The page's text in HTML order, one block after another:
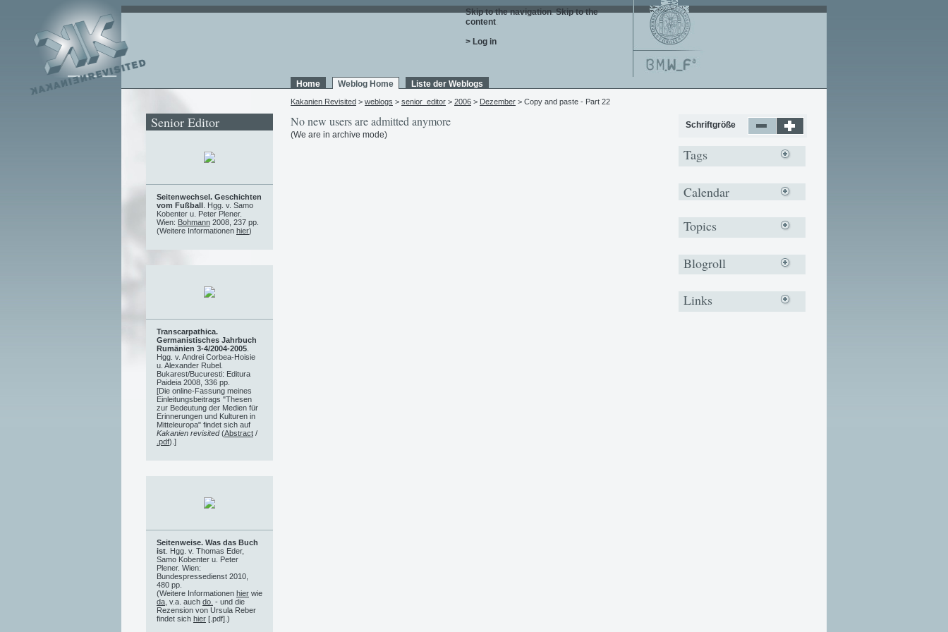
Skip to the navigation. Skip to the
content.
> Log in
Home Weblog Home Liste der Weblogs
Kakanien Revisited > weblogs > senior_editor > 2006 > Dezember > Copy and paste - Part 22
No new users are admitted anymore
(We are in archive mode)
Senior Editor
Seitenwechsel. Geschichten
vom Fußball . Hgg. v. Samo
Kobenter u. Peter Plener.
Wien: Bohmann 2008, 237 pp.
(Weitere Informationen hier)
Transcarpathica.
Germanistisches Jahrbuch
Rumänien 3-4/2004-2005
Hgg. v. Andrei Corbea-Hoisie
u. Alexander Rubel.
Bukarest/Bucuresti: Editura
Paideia 2008, 336 pp.
[Die online-Fassung meines
Einleitungsbeitrags "Thesen
zur Bedeutung der Medien für
Erinnerungen und Kulturen in
Mitteleuropa" findet sich auf
Kakanien revisited(Abstract /
.pdf).]
Seitenweise. Was das Buch
ist . Hgg. v. Thomas Eder,
Samo Kobenter u. Peter
Plener. Wien:
Bundespressedienst 2010,
480 pp.
(Weitere Informationen hier wie
da , v.a. auch do. - und die
Rezension von Ursula Reber
findet sich hier [.pdf].)
Schriftgröße
Tags
Calendar
Topics
Blogroll
Links